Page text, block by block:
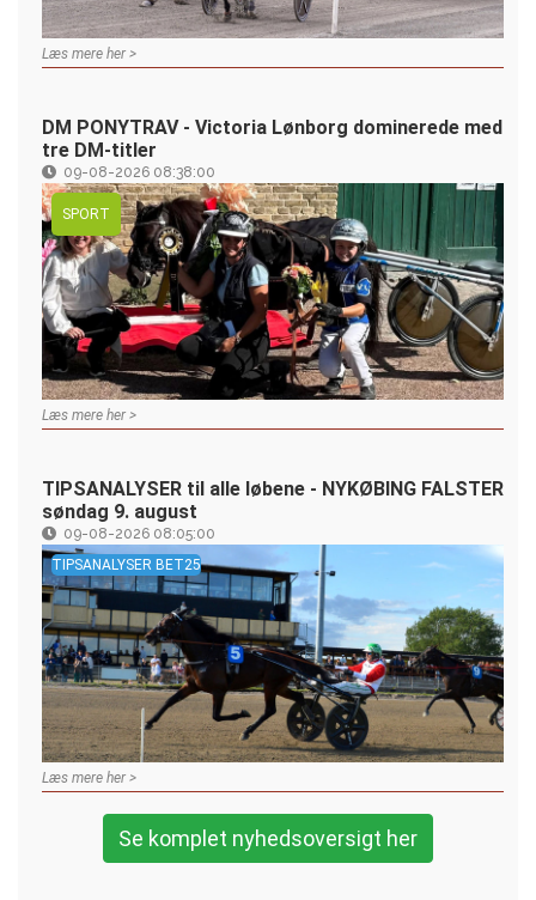
Læs mere her >
DM PONYTRAV - Victoria Lønborg dominerede med
tre DM-titler
09-08-2026 08:38:00
SPORT
Læs mere her >
TIPSANALYSER til alle løbene - NYKØBING FALSTER
søndag 9. august
09-08-2026 08:05:00
TIPSANALYSER BET25
Læs mere her >
Se komplet nyhedsoversigt her